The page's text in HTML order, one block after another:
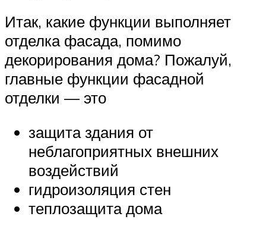
Итак, какие функции выполняет
отделка фасада, помимо
декорирования дома? Пожалуй,
главные функции фасадной
отделки — это
защита здания от
неблагоприятных внешних
воздействий
гидроизоляция стен
теплозащита дома